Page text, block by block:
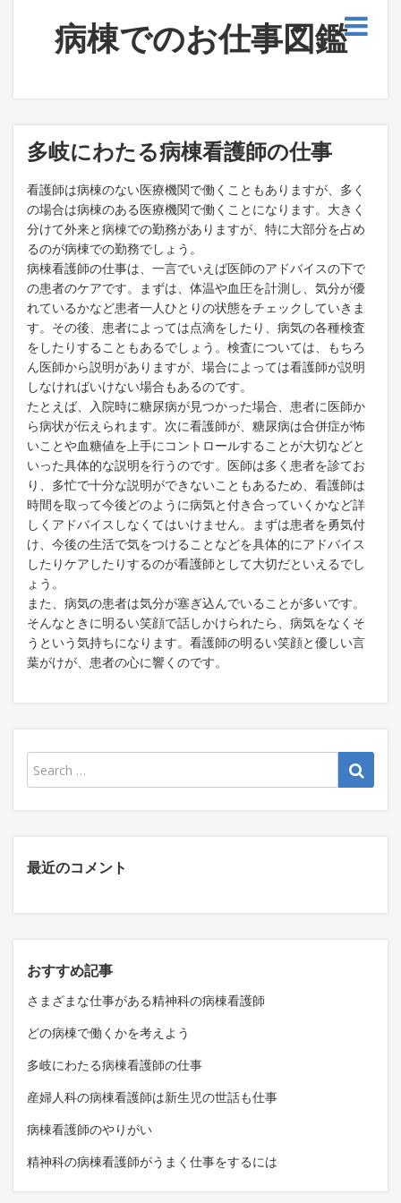
病棟でのお仕事図鑑
多岐にわたる病棟看護師の仕事
看護師は病棟のない医療機関で働くこともありますが、多く
の場合は病棟のある医療機関で働くことになります。大きく
分けて外来と病棟での勤務がありますが、特に大部分を占め
るのが病棟での勤務でしょう。
病棟看護師の仕事は、一言でいえば医師のアドバイスの下で
の患者のケアです。まずは、体温や血圧を計測し、気分が優
れているかなど患者一人ひとりの状態をチェックしていきま
す。その後、患者によっては点滴をしたり、病気の各種検査
をしたりすることもあるでしょう。検査については、もちろ
ん医師から説明がありますが、場合によっては看護師が説明
しなければいけない場合もあるのです。
たとえば、入院時に糖尿病が見つかった場合、患者に医師か
ら病状が伝えられます。次に看護師が、糖尿病は合併症が怖
いことや血糖値を上手にコントロールすることが大切などと
いった具体的な説明を行うのです。医師は多く患者を診てお
り、多忙で十分な説明ができないこともあるため、看護師は
時間を取って今後どのように病気と付き合っていくかなど詳
しくアドバイスしなくてはいけません。まずは患者を勇気付
け、今後の生活で気をつけることなどを具体的にアドバイス
したりケアしたりするのが看護師として大切だといえるでし
ょう。
また、病気の患者は気分が塞ぎ込んでいることが多いです。
そんなときに明るい笑顔で話しかけられたら、病気をなくそ
うという気持ちになります。看護師の明るい笑顔と優しい言
葉がけが、患者の心に響くのです。
最近のコメント
おすすめ記事
さまざまな仕事がある精神科の病棟看護師
どの病棟で働くかを考えよう
多岐にわたる病棟看護師の仕事
産婦人科の病棟看護師は新生児の世話も仕事
病棟看護師のやりがい
精神科の病棟看護師がうまく仕事をするには